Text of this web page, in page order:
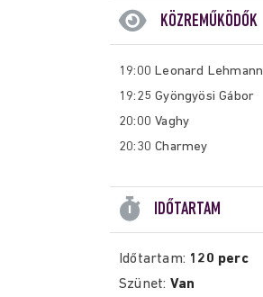
KÖZREMŰKÖDŐK
19:00 Leonard Lehmann
19:25 Gyöngyösi Gábor
20:00 Vaghy
20:30 Charmey
IDŐTARTAM
Időtartam: 120 perc
Szünet: Van